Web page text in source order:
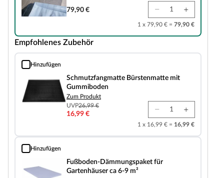
79,90 €
1 x 79,90 € = 79,90 €
Empfohlenes Zubehör
Hinzufügen
Schmutzfangmatte Bürstenmatte mit Gummiboden
Schmutzfangmatte Bürstenmatte mit
Gummiboden
Zum Produkt
UVP26,99 €
16,99 €
1 x 16,99 € = 16,99 €
Hinzufügen
Fußboden-Dämmungspaket für Gartenhäuser ca 6-9 m²
Fußboden-Dämmungspaket für
Gartenhäuser ca 6-9 m²